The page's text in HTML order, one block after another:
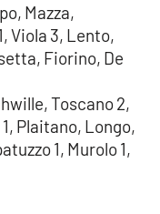
Mazza,
Viola 3, Lento,
Fiorino, De
Toscano 2,
Plaitano, Longo,
1, Murolo 1,